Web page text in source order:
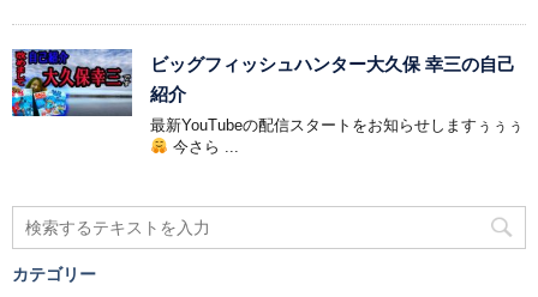
ビッグフィッシュハンター大久保 幸三の自己
紹介
最新YouTubeの配信スタートをお知らせしますぅぅぅ
今さら ...
カテゴリー